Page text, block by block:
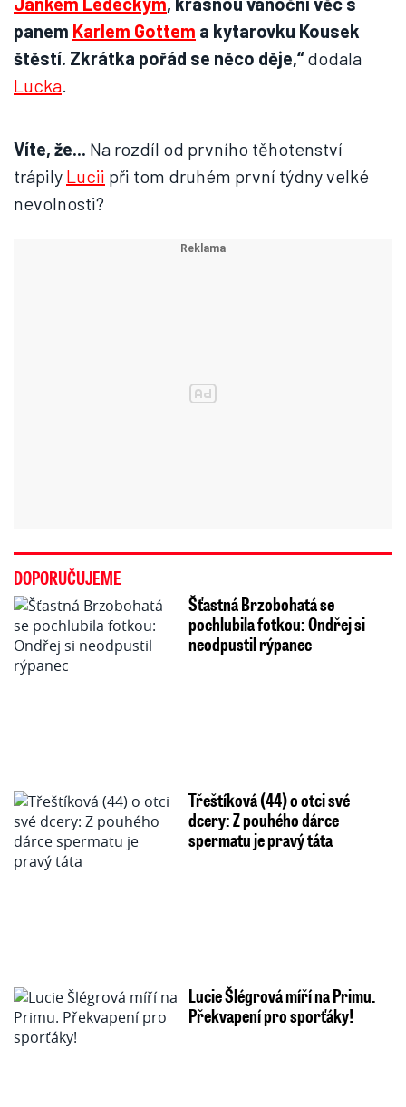
panem Karlem Gottem a kytarovku Kousek
štěstí. Zkrátka pořád se něco děje,“dodala
Lucka.
Víte, že... Na rozdíl od prvního těhotenství
trápily Lucii při tom druhém první týdny velké
nevolnosti?
DOPORUČUJEME
Šťastná Brzobohatá se
pochlubila fotkou: Ondřej si
neodpustil rýpanec
Třeštíková (44) o otci své
dcery: Z pouhého dárce
spermatu je pravý táta
Lucie Šlégrová míří na Primu.
Překvapení pro sporťáky!